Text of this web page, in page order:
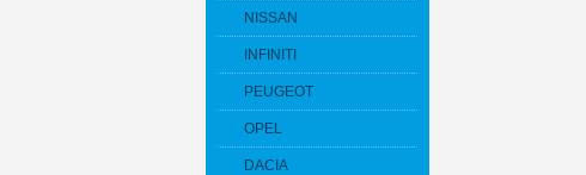
NISSAN
INFINITI
PEUGEOT
OPEL
DACIA